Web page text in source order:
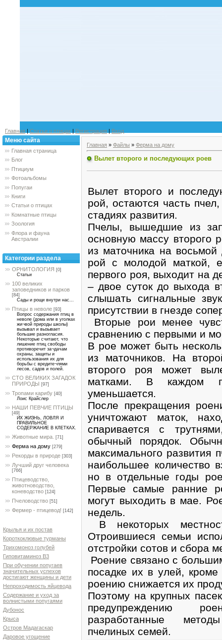
Главная | Статьи о птицах | Регистрация | Вход
Меню сайта
Главная страница
Блог
Птициум
Фотоальбомы
Попугаи
Книги
Статьи о птицах
Комнатные птицы
Зоология
Флора и фауна
Австралии
Категории раздела
ОРНИТОЛОГИЯ [0]
Статьи
100 великих
заповедников и парков
[84]
Сады и рощи внутри нас...
Птицы в неволе [93]
Вопрос содержания птиц в
неволе (дома или в уголках
жи¬вой природы школы)
вызывал и вызывает
большие разногласия.
Некоторые считают, что
лишение птиц свободы
противоречит за¬дачам
охраны, защиты и
использования их для
борьбы с вредите¬лями
лесов, садов и полей.
СТО ВЕЛИКИХ ЗАГАДОК
ПРИРОДЫ [97]
Тропами карибу [40]
Лоис Крайслер
НАШИ ПЕВЧИЕ ПТИЦЫ
[49]
ИХ ЖИЗНЬ, ЛОВЛЯ И
ПРАВИЛЬНОЕ
СОДЕРЖАНИЕ В КЛЕТКАХ.
Животные мира. [71]
Ферма на дому [279]
Рекорды в природе [303]
Лучший друг человека
[766]
Птицеводство,
животноводство,
коневодство [124]
Пчеловодство [51]
Фермер - птицевод! [142]
Крылья и их постав
Короткоклювые турманы
Трихомоноз голубей
Гиповитаминоз В3
При обучении попугаев
значительных успехов
достигают женщины и дети
Непроходимость яйцевода
Содержание и уход за
волнистыми попугаями
Дубонос
Крыса
Остров Мадагаскар
Даровое угощение
Главная » Файлы » Ферма на дому
Вылет второго и последующих роев
Вылет второго и
рой, остаются часть
стадиях развития.
Пчелы, вышедшие из
основную массу второго
из маточника на
рой с молодой маткой,
первого роя, выходит на
– двое суток до выхода
слышать сигнальные
присутствии в гнезде
Вторые рои менее
сравнению с первыми и
В рое может быть
из маточников. На
второго роя может
матками. В каждом
уменьшается.
После прекращения
уничтожают маток,
спаривается с
обычный порядок.
максимального развития
наибольшее количество
но в отдельные годы
Первые самые ранние
могут выходить в мае.
недель.
В некоторых
Отроившиеся семьи
отстройки сотов и сбора
Роение связано с
посадке их в улей,
роению снижается их
Поэтому на крупных
предупреждению
разработанные
пчелиных семей.